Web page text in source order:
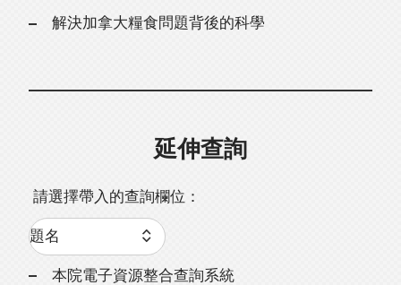
解決加拿大糧食問題背後的科學
延伸查詢
請選擇帶入的查詢欄位：
本院電子資源整合查詢系統